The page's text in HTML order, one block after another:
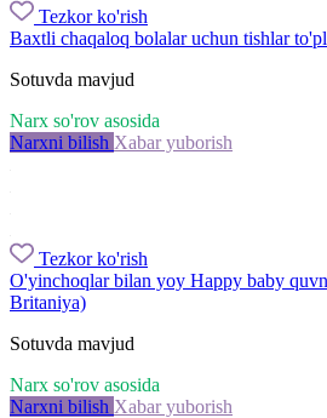
Tezkor ko'rish
Baxtli chaqaloq bolalar uchun tishlar
Sotuvda mavjud
Narx so'rov asosida
Narxni bilish Xabar yuborish
Tezkor ko'rish
O'yinchoqlar bilan yoy Happy baby
Britaniya)
Sotuvda mavjud
Narx so'rov asosida
Narxni bilish Xabar yuborish